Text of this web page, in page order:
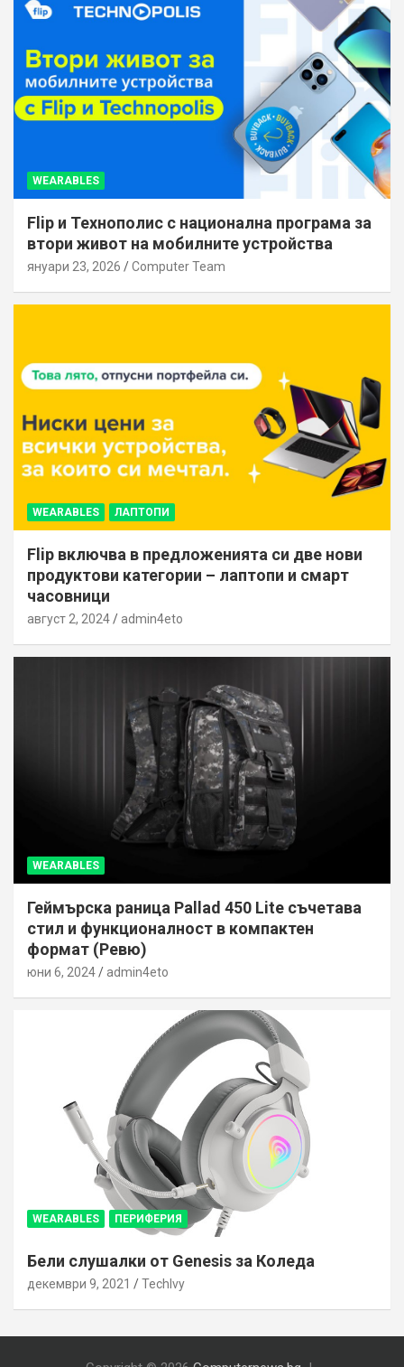
WEARABLES
Flip и Технополис с национална програма за
втори живот на мобилните устройства
януари 23, 2026 Computer Team
WEARABLES ЛАПТОПИ
Flip включва в предложенията си две нови
продуктови категории – лаптопи и смарт
часовници
август 2, 2024 admin4eto
WEARABLES
Геймърска раница Pallad 450 Lite съчетава
стил и функционалност в компактен
формат (Ревю)
юни 6, 2024 admin4eto
WEARABLES ПЕРИФЕРИЯ
Бели слушалки от Genesis за Коледа
декември 9, 2021 TechIvy